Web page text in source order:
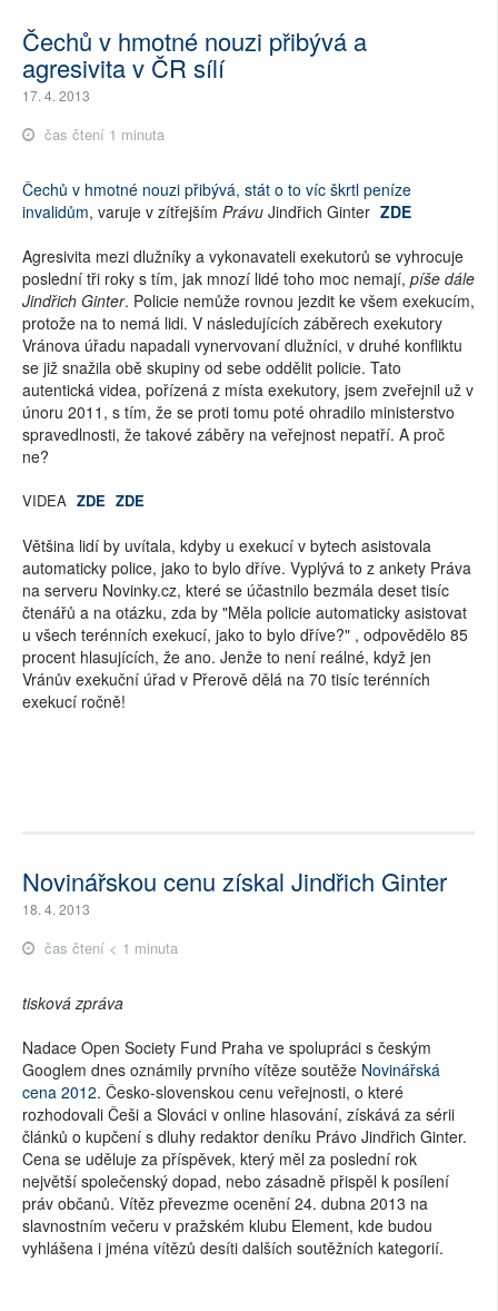
Čechů v hmotné nouzi přibývá a
agresivita v ČR sílí
17. 4. 2013
čas čtení 1 minuta
Čechů v hmotné nouzi přibývá, stát o to víc škrtl peníze
invalidům, varuje v zítřejším Právu Jindřich Ginter ZDE
Agresivita mezi dlužníky a vykonavateli exekutorů se vyhrocuje
poslední tři roky s tím, jak mnozí lidé toho moc nemají, píše dále
Jindřich Ginter. Policie nemůže rovnou jezdit ke všem exekucím,
protože na to nemá lidi. V následujících záběrech exekutory
Vránova úřadu napadali vynervovaní dlužníci, v druhé konfliktu
se již snažila obě skupiny od sebe oddělit policie. Tato
autentická videa, pořízená z místa exekutory, jsem zveřejnil už v
únoru 2011, s tím, že se proti tomu poté ohradilo ministerstvo
spravedlnosti, že takové záběry na veřejnost nepatří. A proč
ne?
VIDEA ZDE ZDE
Většina lidí by uvítala, kdyby u exekucí v bytech asistovala
automaticky police, jako to bylo dříve. Vyplývá to z ankety Práva
na serveru Novinky.cz, které se účastnilo bezmála deset tisíc
čtenářů a na otázku, zda by "Měla policie automaticky asistovat
u všech terénních exekucí, jako to bylo dříve?" , odpovědělo 85
procent hlasujících, že ano. Jenže to není reálné, když jen
Vránův exekuční úřad v Přerově dělá na 70 tisíc terénních
exekucí ročně!
Novinářskou cenu získal Jindřich Ginter
18. 4. 2013
čas čtení < 1 minuta
tisková zpráva
Nadace Open Society Fund Praha ve spolupráci s českým
Googlem dnes oznámily prvního vítěze soutěže Novinářská
cena 2012. Česko-slovenskou cenu veřejnosti, o které
rozhodovali Češi a Slováci v online hlasování, získává za sérii
článků o kupčení s dluhy redaktor deníku Právo Jindřich Ginter.
Cena se uděluje za příspěvek, který měl za poslední rok
největší společenský dopad, nebo zásadně přispěl k posílení
práv občanů. Vítěz převezme ocenění 24. dubna 2013 na
slavnostním večeru v pražském klubu Element, kde budou
vyhlášena i jména vítězů desíti dalších soutěžních kategorií.